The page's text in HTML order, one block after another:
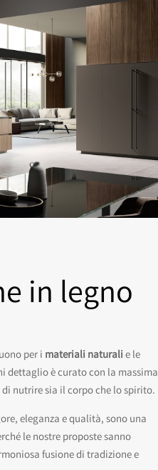
in legno
per i materiali naturalie le
dettaglio è curato con la massima
nutrire sia il corpo che lo spirito.
eleganza e qualità, sono una
le nostre proposte sanno
fusione di tradizione e